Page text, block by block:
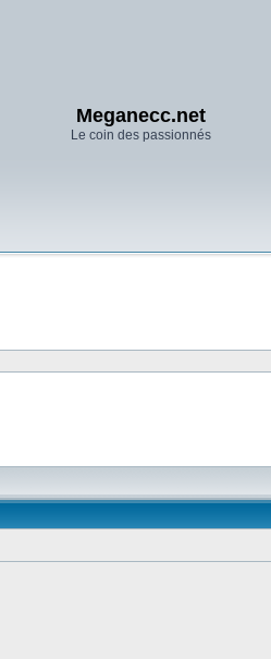
Meganecc.net
Le coin des passionnés